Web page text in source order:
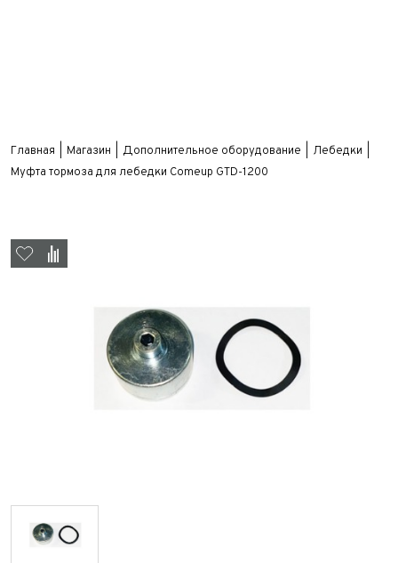
Главная Магазин Дополнительное оборудование
Лебедки
Муфта тормоза для лебедки Comeup GTD-1200